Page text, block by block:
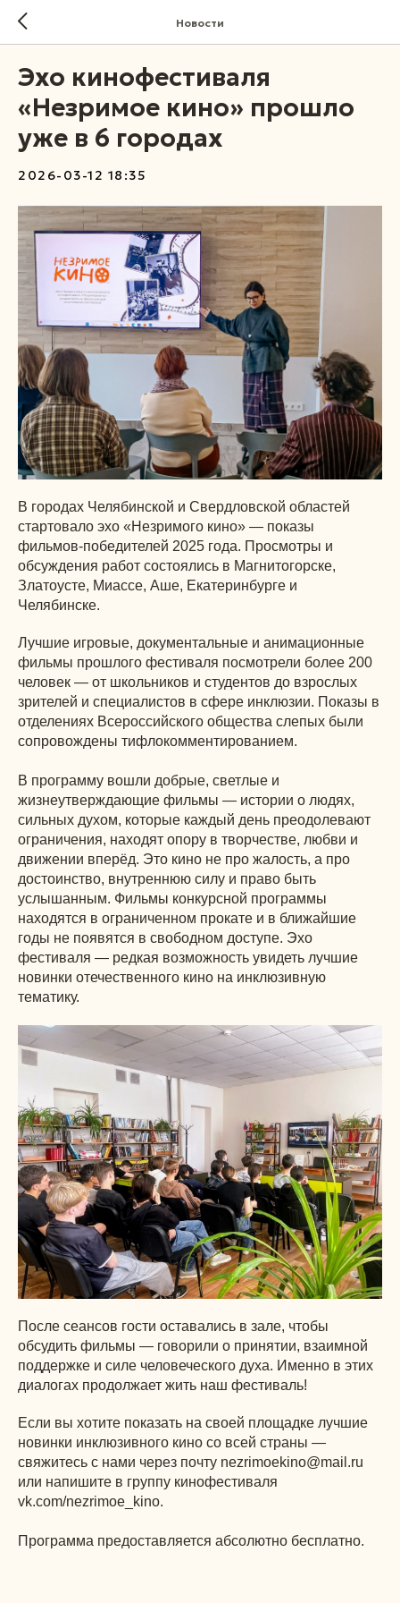
Новости
Эхо кинофестиваля
«Незримое кино» прошло
уже в 6 городах
2026-03-12 18:35
В городах Челябинской и Свердловской областей
стартовало эхо «Незримого кино» — показы
фильмов-победителей 2025 года. Просмотры и
обсуждения работ состоялись в Магнитогорске,
Златоусте, Миассе, Аше, Екатеринбурге и
Челябинске.
Лучшие игровые, документальные и анимационные
фильмы прошлого фестиваля посмотрели более 200
человек — от школьников и студентов до взрослых
зрителей и специалистов в сфере инклюзии. Показы в
отделениях Всероссийского общества слепых были
сопровождены тифлокомментированием.
В программу вошли добрые, светлые и
жизнеутверждающие фильмы — истории о людях,
сильных духом, которые каждый день преодолевают
ограничения, находят опору в творчестве, любви и
движении вперёд. Это кино не про жалость, а про
достоинство, внутреннюю силу и право быть
услышанным. Фильмы конкурсной программы
находятся в ограниченном прокате и в ближайшие
годы не появятся в свободном доступе. Эхо
фестиваля — редкая возможность увидеть лучшие
новинки отечественного кино на инклюзивную
тематику.
После сеансов гости оставались в зале, чтобы
обсудить фильмы — говорили о принятии, взаимной
поддержке и силе человеческого духа. Именно в этих
диалогах продолжает жить наш фестиваль!
Если вы хотите показать на своей площадке лучшие
новинки инклюзивного кино со всей страны —
свяжитесь с нами через почту nezrimoekino@mail.ru
или напишите в группу кинофестиваля
vk.com/nezrimoe_kino.
Программа предоставляется абсолютно бесплатно.